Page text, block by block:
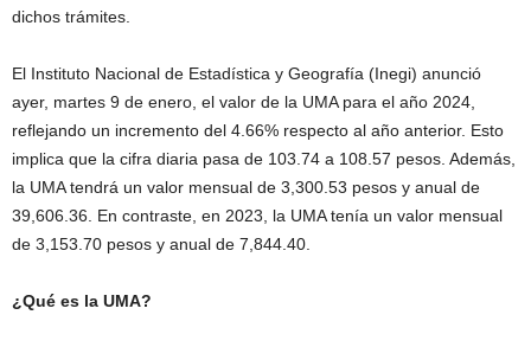
dichos trámites.
El Instituto Nacional de Estadística y Geografía (Inegi) anunció
ayer, martes 9 de enero, el valor de la UMA para el año 2024,
reflejando un incremento del 4.66% respecto al año anterior. Esto
implica que la cifra diaria pasa de 103.74 a 108.57 pesos. Además,
la UMA tendrá un valor mensual de 3,300.53 pesos y anual de
39,606.36. En contraste, en 2023, la UMA tenía un valor mensual
de 3,153.70 pesos y anual de 7,844.40.
¿Qué es la UMA?